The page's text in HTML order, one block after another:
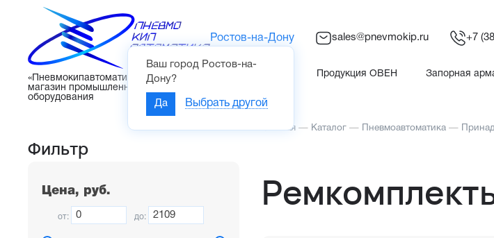
«Пневмокипавтоматика» – интернет-
магазин промышленного
оборудования
Ростов-на-Дону
Ваш город Ростов-на-
Дону?
Да Выбрать другой
sales@pnevmokip.ru +7
Продукция ОВЕН Запорная
Фильтр
Цена, руб.
от: до:
Главная — Каталог — Пневмоавтоматика —